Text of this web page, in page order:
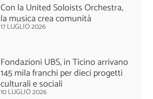
Con la United Soloists Orchestra,
la musica crea comunità
17 LUGLIO 2026
Fondazioni UBS, in Ticino arrivano
145 mila franchi per dieci progetti
culturali e sociali
10 LUGLIO 2026